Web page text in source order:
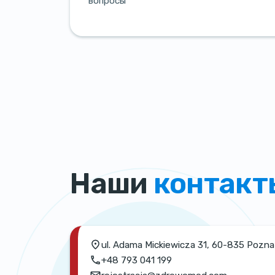
Наши
ul. Adama Mickiewicza 31, 60-835
+48 793 041 199